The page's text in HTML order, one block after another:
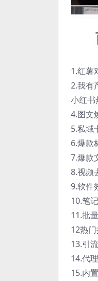
1.红薯
2.我有
小红书
4.图文
5.私域
6.爆款
7.爆款
8.视频
9.软件
10.笔
11.批
12热
13.引
14.代
15.内